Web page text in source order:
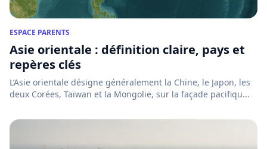
ESPACE PARENTS
Asie orientale : définition claire, pays et
repères clés
L’Asie orientale désigne généralement la Chine, le Japon, les
deux Corées, Taïwan et la Mongolie, sur la façade pacifiqu...